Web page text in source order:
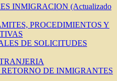
INMIGRACION (Actualizado
PROCEDIMIENTOS Y
DE SOLICITUDES
DE INMIGRANTES